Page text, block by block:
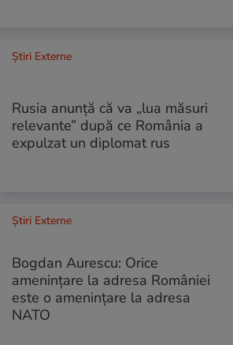
Știri Externe
Rusia anunță că va „lua măsuri
relevante” după ce România a
expulzat un diplomat rus
Știri Externe
Bogdan Aurescu: Orice
ameninţare la adresa României
este o ameninţare la adresa
NATO